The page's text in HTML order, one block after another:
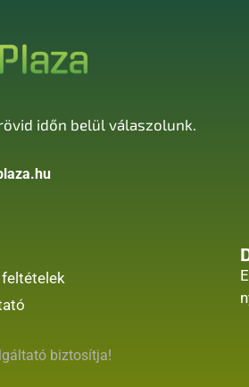
időn belül válaszolunk.
biztosítja!